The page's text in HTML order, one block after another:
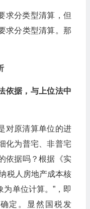
求分类型清算，但
求分类型清算。那
依据，与上位法中
对原清算单位的进
化为普宅、非普宅
依据吗？根据《实
税人房地产成本核
单位计算。”，即
定。显然国税发